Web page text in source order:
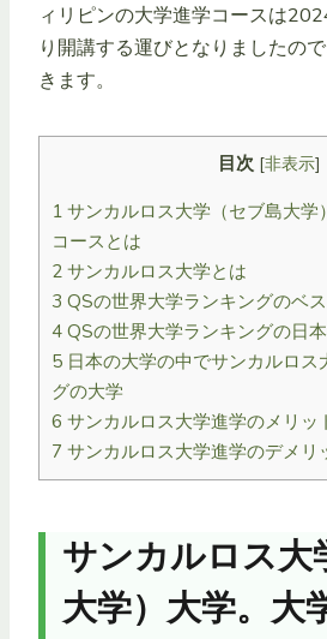
ィリピンの大学進学コースは
り開講する運びとなりましたの
きます。
目次 [非表示]
1 サンカルロス大学（セブ島大学
コースとは
2 サンカルロス大学とは
3 QSの世界大学ランキングのベ
4 QSの世界大学ランキングの日
5 日本の大学の中でサンカルロス
グの大学
6 サンカルロス大学進学のメリッ
7 サンカルロス大学進学のデメリ
サンカルロス大
大学）大学。大